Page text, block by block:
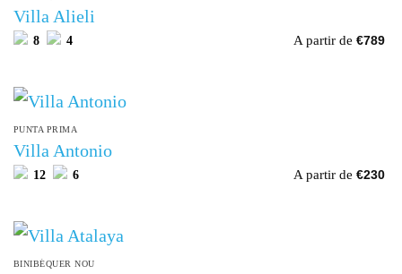
Villa Alieli
8 4 A partir de €789
PUNTA PRIMA
Villa Antonio
12 6 A partir de €230
BINIBÉQUER NOU